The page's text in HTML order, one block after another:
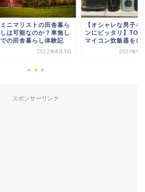
【オシャレな男子キッチ
ンにピッタリ】TOFFY
マイコン炊飯器をレ...
2021年9月28日
【最高の家事代行】
暮らしワンルームで
ボット掃除機はいら
スポンサーリンク